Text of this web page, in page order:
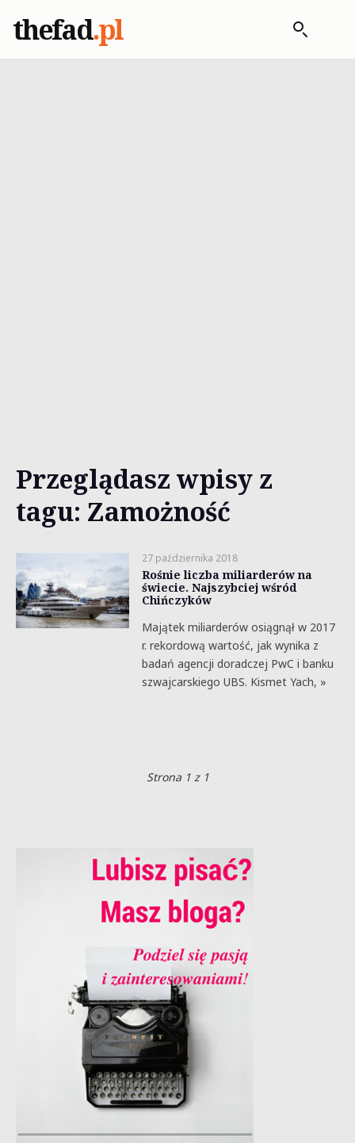
thefad.pl
Przeglądasz wpisy z
tagu: Zamożność
27 października 2018
Rośnie liczba miliarderów na
świecie. Najszybciej wśród
Chińczyków
Majątek miliarderów osiągnął w 2017
r. rekordową wartość, jak wynika z
badań agencji doradczej PwC i banku
szwajcarskiego UBS. Kismet Yach, »
Strona 1 z 1